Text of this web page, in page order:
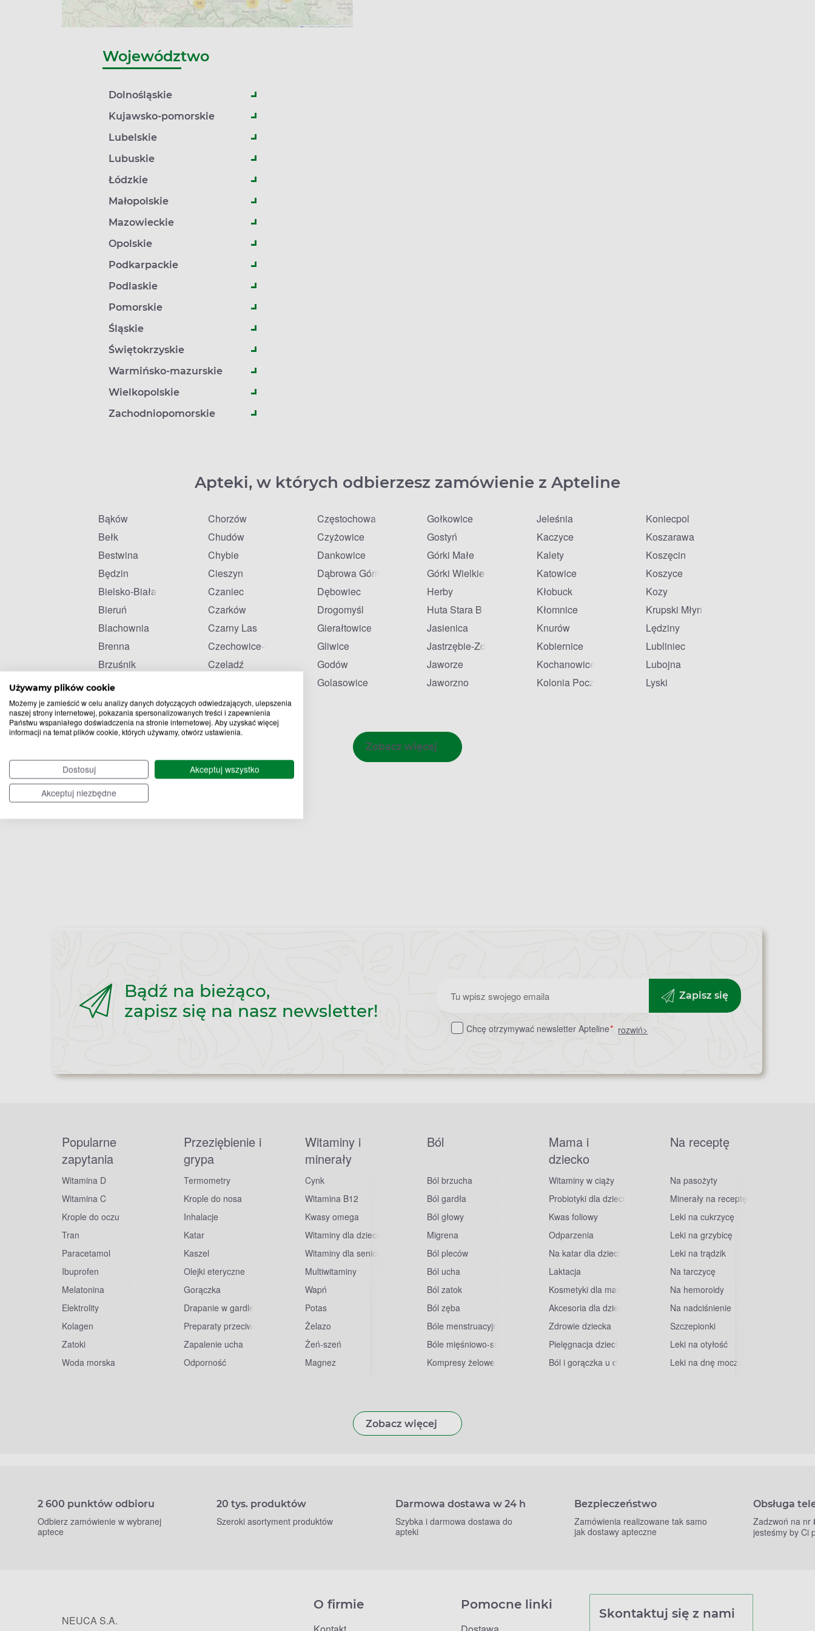
Używamy plików cookie
Możemy je zamieścić w celu analizy danych dotyczących odwiedzających, ulepszenia
naszej strony internetowej, pokazania spersonalizowanych treści i zapewnienia
Państwu wspaniałego doświadczenia na stronie internetowej. Aby uzyskać więcej
informacji na temat plików cookie, których używamy, otwórz ustawienia.
Dostosuj
Akceptuj wszystko
Akceptuj niezbędne
Województwo
Dolnośląskie
Kujawsko-pomorskie
Lubelskie
Lubuskie
Łódzkie
Małopolskie
Mazowieckie
Opolskie
Podkarpackie
Podlaskie
Pomorskie
Śląskie
Świętokrzyskie
Warmińsko-mazurskie
Wielkopolskie
Zachodniopomorskie
Apteki, w których odbierzesz zamówienie z Apteline
Bąków
Bełk
Bestwina
Będzin
Bielsko-Biała
Bieruń
Blachownia
Brenna
Brzuśnik
Bytom
Chorzów
Chudów
Chybie
Cieszyn
Czaniec
Czarków
Czarny Las
Czechowice-Dziedzice
Czeladź
Częstochowa
Czyżowice
Dankowice
Dąbrowa Górnicza
Dębowiec
Drogomyśl
Gierałtowice
Gliwice
Godów
Golasowice
Gołkowice
Gostyń
Górki Małe
Górki Wielkie
Herby
Huta Stara B
Jasienica
Jastrzębie-Zdrój
Jaworze
Jaworzno
Jeleśnia
Kaczyce
Kalety
Katowice
Kłobuck
Kłomnice
Knurów
Kobiernice
Kochanowice
Kolonia Poczesna
Koniecpol
Koszarawa
Koszęcin
Koszyce
Kozy
Krupski Młyn
Lędziny
Lubliniec
Lubojna
Lyski
Zobacz więcej
Bądź na bieżąco,
zapisz się na nasz newsletter!
Zapisz
do
Zapisz się
Chcę otrzymywać newsletter Apteline* rozwiń>
Popularne
zapytania
Witamina D
Witamina C
Krople do oczu
Tran
Paracetamol
Ibuprofen
Melatonina
Elektrolity
Kolagen
Zatoki
Woda morska
Przeziębienie i
grypa
Termometry
Krople do nosa
Inhalacje
Katar
Kaszel
Olejki eteryczne
Gorączka
Drapanie w gardle
Preparaty przeciwwirusowe
Zapalenie ucha
Odporność
Witaminy i
minerały
Cynk
Witamina B12
Kwasy omega
Witaminy dla dzieci
Witaminy dla seniorów
Multiwitaminy
Wapń
Potas
Żelazo
Żeń-szeń
Magnez
Ból
Ból brzucha
Ból gardła
Ból głowy
Migrena
Ból pleców
Ból ucha
Ból zatok
Ból zęba
Bóle menstruacyjne
Bóle mięśniowo-stawowe
Kompresy żelowe
Mama i
dziecko
Witaminy w ciąży
Probiotyki dla dzieci
Kwas foliowy
Odparzenia
Na katar dla dzieci
Laktacja
Kosmetyki dla mam
Akcesoria dla dzieci
Zdrowie dziecka
Pielęgnacja dziecka
Ból i gorączka u dzieci
Na receptę
Na pasożyty
Minerały na receptę
Leki na cukrzycę
Leki na grzybicę
Leki na trądzik
Na tarczycę
Na hemoroidy
Na nadciśnienie
Szczepionki
Leki na otyłość
Leki na dnę moczanową
Zobacz więcej
2 600 punktów odbioru
Odbierz zamówienie w wybranej
aptece
20 tys. produktów
Szeroki asortyment produktów
Darmowa dostawa w 24 h
Szybka i darmowa dostawa do
apteki
Bezpieczeństwo
Zamówienia realizowane tak samo
jak dostawy apteczne
Obsługa
Zadzwoń na nr
jesteśmy by Ci
NEUCA S.A.
O firmie Pomocne linki
Skontaktuj się z nami